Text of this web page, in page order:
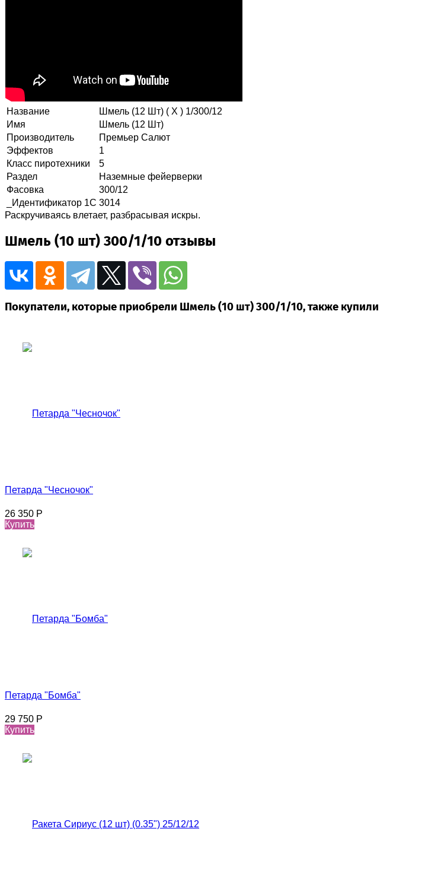
Название
Шмель (12 Шт) ( Х ) 1/300/12
Имя
Шмель (12 Шт)
Производитель
Премьер Салют
Эффектов
1
Класс пиротехники
5
Раздел
Наземные фейерверки
Фасовка
300/12
_Идентификатор 1С 3014
Раскручиваясь влетает, разбрасывая искры.
Шмель (10 шт) 300/1/10 отзывы
Покупатели, которые приобрели Шмель (10 шт) 300/1/10, также купили
Петарда "Чесночок"
26 350 Р
Купить
Петарда "Бомба"
29 750 Р
Купить